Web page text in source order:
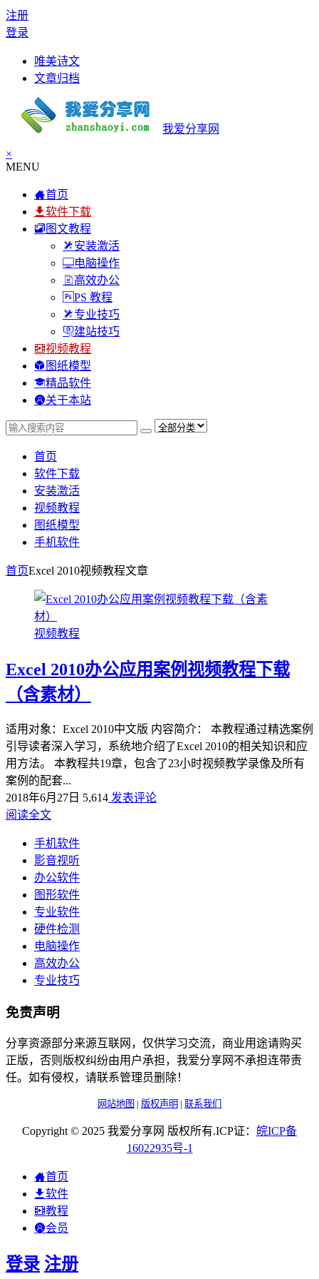
注册
登录
唯美诗文
文章归档
我爱分享网
×
MENU
首页
软件下载
图文教程
安装激活
电脑操作
高效办公
PS 教程
专业技巧
建站技巧
视频教程
图纸模型
精品软件
关于本站
首页
软件下载
安装激活
视频教程
图纸模型
手机软件
首页Excel 2010视频教程文章
视频教程
Excel 2010办公应用案例视频教程下载
（含素材）
适用对象：Excel 2010中文版 内容简介： 本教程通过精选案例
引导读者深入学习，系统地介绍了Excel 2010的相关知识和应
用方法。 本教程共19章，包含了23小时视频教学录像及所有
案例的配套...
2018年6月27日 5,614 发表评论
阅读全文
手机软件
影音视听
办公软件
图形软件
专业软件
硬件检测
电脑操作
高效办公
专业技巧
免责声明
分享资源部分来源互联网，仅供学习交流，商业用途请购买
正版，否则版权纠纷由用户承担，我爱分享网不承担连带责
任。如有侵权，请联系管理员删除！
网站地图 | 版权声明 | 联系我们
Copyright © 2025 我爱分享网 版权所有.ICP证： 皖ICP备
16022935号-1
首页
软件
教程
会员
登录 注册